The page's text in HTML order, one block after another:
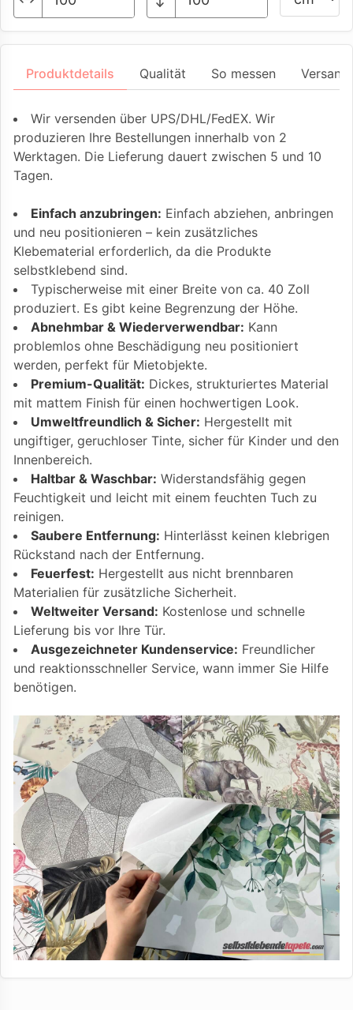
Produktdetails Qualität So messen
Wir versenden über UPS/DHL/FedEX. Wir
produzieren Ihre Bestellungen innerhalb von 2
Werktagen. Die Lieferung dauert zwischen 5 und 10
Tagen.
Einfach anzubringen: Einfach abziehen, anbringen
und neu positionieren – kein zusätzliches
Klebematerial erforderlich, da die Produkte
selbstklebend sind.
Typischerweise mit einer Breite von ca. 40 Zoll
produziert. Es gibt keine Begrenzung der Höhe.
Abnehmbar & Wiederverwendbar: Kann
problemlos ohne Beschädigung neu positioniert
werden, perfekt für Mietobjekte.
Premium-Qualität: Dickes, strukturiertes Material
mit mattem Finish für einen hochwertigen Look.
Umweltfreundlich & Sicher: Hergestellt mit
ungiftiger, geruchloser Tinte, sicher für Kinder und den
Innenbereich.
Haltbar & Waschbar: Widerstandsfähig gegen
Feuchtigkeit und leicht mit einem feuchten Tuch zu
reinigen.
Saubere Entfernung: Hinterlässt keinen klebrigen
Rückstand nach der Entfernung.
Feuerfest: Hergestellt aus nicht brennbaren
Materialien für zusätzliche Sicherheit.
Weltweiter Versand: Kostenlose und schnelle
Lieferung bis vor Ihre Tür.
Ausgezeichneter Kundenservice: Freundlicher
und reaktionsschneller Service, wann immer Sie Hilfe
benötigen.